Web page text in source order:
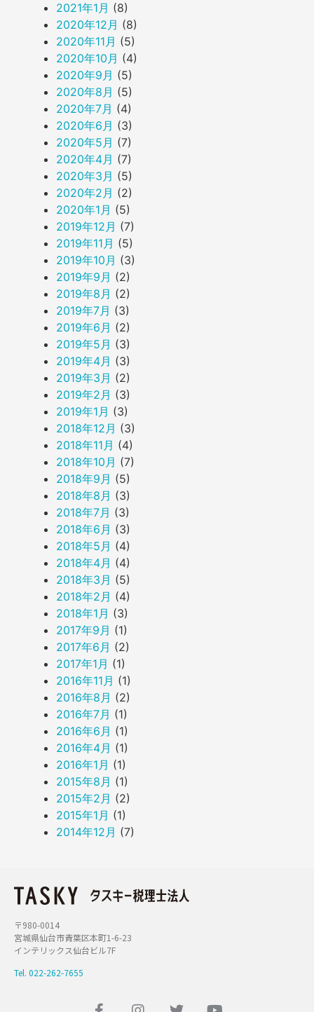
2021年1月 (8)
2020年12月 (8)
2020年11月 (5)
2020年10月 (4)
2020年9月 (5)
2020年8月 (5)
2020年7月 (4)
2020年6月 (3)
2020年5月 (7)
2020年4月 (7)
2020年3月 (5)
2020年2月 (2)
2020年1月 (5)
2019年12月 (7)
2019年11月 (5)
2019年10月 (3)
2019年9月 (2)
2019年8月 (2)
2019年7月 (3)
2019年6月 (2)
2019年5月 (3)
2019年4月 (3)
2019年3月 (2)
2019年2月 (3)
2019年1月 (3)
2018年12月 (3)
2018年11月 (4)
2018年10月 (7)
2018年9月 (5)
2018年8月 (3)
2018年7月 (3)
2018年6月 (3)
2018年5月 (4)
2018年4月 (4)
2018年3月 (5)
2018年2月 (4)
2018年1月 (3)
2017年9月 (1)
2017年6月 (2)
2017年1月 (1)
2016年11月 (1)
2016年8月 (2)
2016年7月 (1)
2016年6月 (1)
2016年4月 (1)
2016年1月 (1)
2015年8月 (1)
2015年2月 (2)
2015年1月 (1)
2014年12月 (7)
〒980-0014
宮城県仙台市青葉区本町1-6-23
インテリックス仙台ビル7F
Tel. 022-262-7655